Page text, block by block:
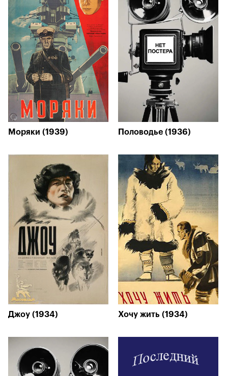
Моряки (1939) Половодье (1936)
Джоу (1934) Хочу жить (1934)